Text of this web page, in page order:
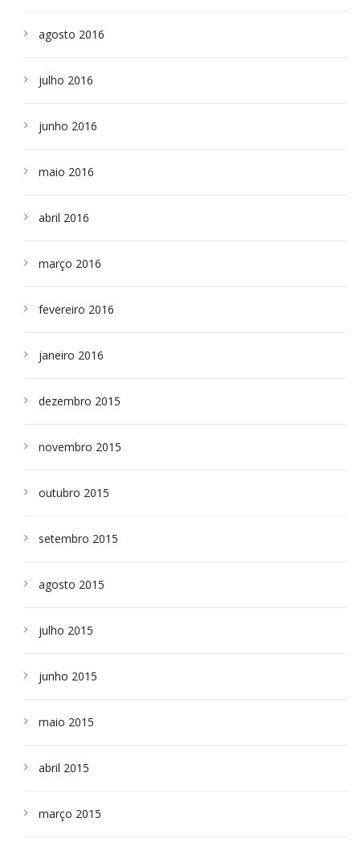
agosto 2016
julho 2016
junho 2016
maio 2016
abril 2016
março 2016
fevereiro 2016
janeiro 2016
dezembro 2015
novembro 2015
outubro 2015
setembro 2015
agosto 2015
julho 2015
junho 2015
maio 2015
abril 2015
março 2015